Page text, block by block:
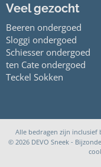
Veel gezocht
Beeren ondergoed
Sloggi ondergoed
Schiesser ondergoed
ten Cate ondergoed
Teckel Sokken
Alle bedragen zijn inclusief
© 2026 DEVO Sneek -